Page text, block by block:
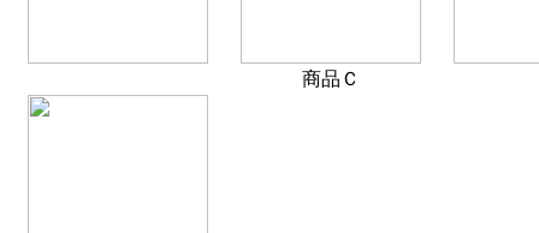
商品Ｃ